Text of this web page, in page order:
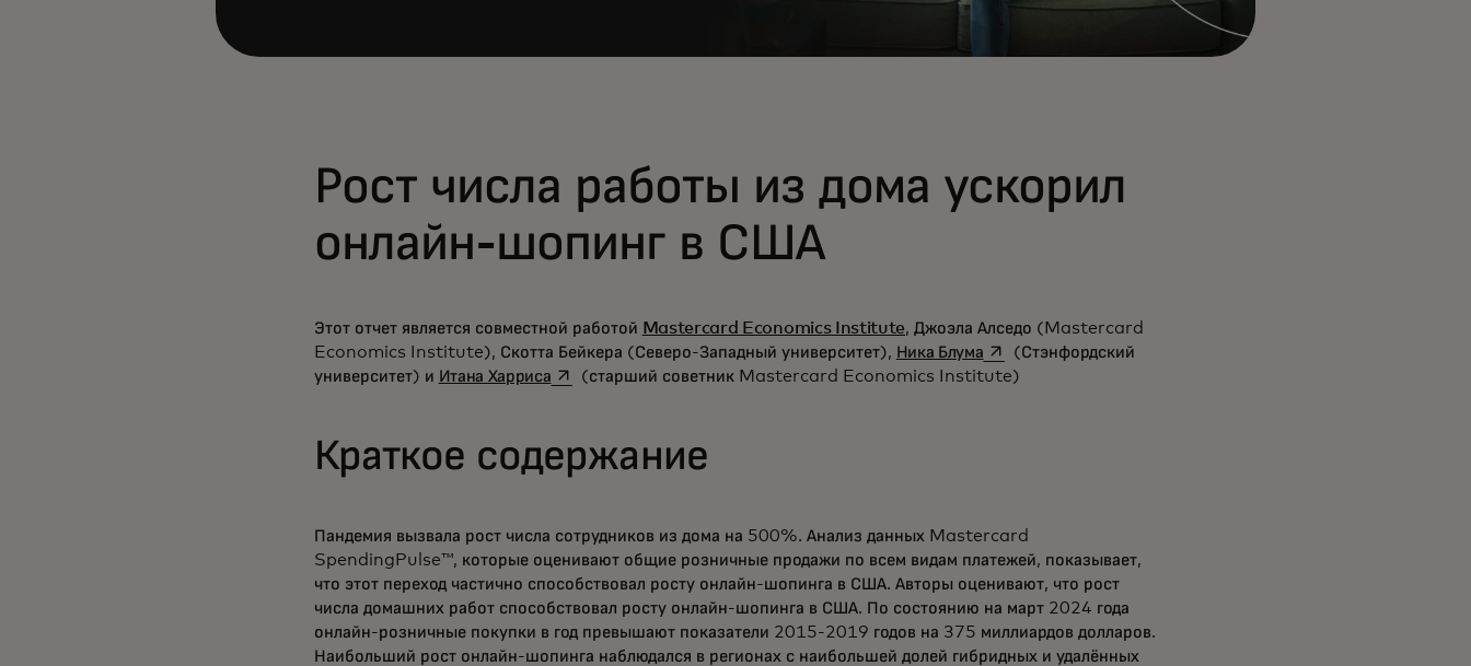
Рост числа работы из дома ускорил
онлайн-шопинг в США
Этот отчет является совместной работой Mastercard Economics Institute, Джоэла Алседо (Mastercard
Economics Institute), Скотта Бейкера (Северо-Западный университет), Ника Блумаopens in a new tab
(Стэнфордский
университет) и Итана Харрисаopens in a new tab
(старший советник Mastercard Economics Institute)
Краткое содержание
Пандемия вызвала рост числа сотрудников из дома на 500%. Анализ данных Mastercard
SpendingPulse™, которые оценивают общие розничные продажи по всем видам платежей, показывает,
что этот переход частично способствовал росту онлайн-шопинга в США. Авторы оценивают, что рост
числа домашних работ способствовал росту онлайн-шопинга в США. По состоянию на март 2024 года
онлайн-розничные покупки в год превышают показатели 2015-2019 годов на 375 миллиардов долларов.
Наибольший рост онлайн-шопинга наблюдался в регионах с наибольшей долей гибридных и удалённых